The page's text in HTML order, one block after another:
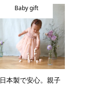
Baby gift
日本製で安心。親子